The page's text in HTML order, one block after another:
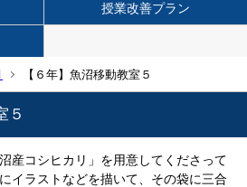
授業改善プラン
【６年】魚沼移動教室５
５
産コシヒカリ」を用意してくださって
イラストなどを描いて、その袋に三合